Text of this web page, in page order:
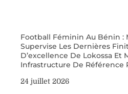
Football Féminin Au Bénin :
Supervise Les Dernières
D’excellence De Lokossa Et
Infrastructure De Référence
24 juillet 2026